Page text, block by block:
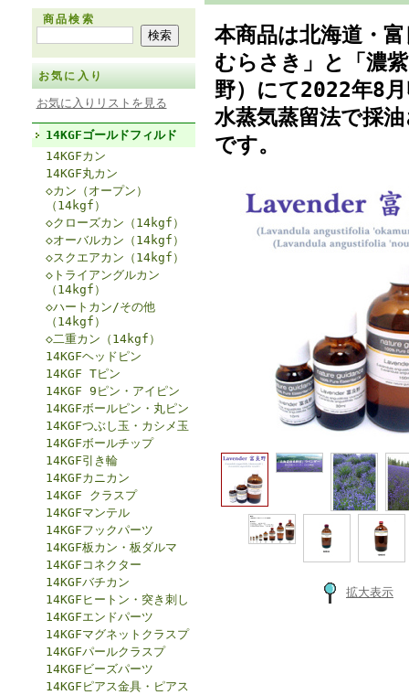
商品検索
お気に入り
お気に入りリストを見る
14KGFゴールドフィルド
14KGFカン
14KGF丸カン
◇カン（オープン）
（14kgf）
◇クローズカン（14kgf）
◇オーバルカン（14kgf）
◇スクエアカン（14kgf）
◇トライアングルカン
（14kgf）
◇ハートカン/その他
（14kgf）
◇二重カン（14kgf）
14KGFヘッドピン
14KGF Tピン
14KGF 9ピン・アイピン
14KGFボールピン・丸ピン
14KGFつぶし玉・カシメ玉
14KGFボールチップ
14KGF引き輪
14KGFカニカン
14KGF クラスプ
14KGFマンテル
14KGFフックパーツ
14KGF板カン・板ダルマ
14KGFコネクター
14KGFバチカン
14KGFヒートン・突き刺し
14KGFエンドパーツ
14KGFマグネットクラスプ
14KGFパールクラスプ
14KGFビーズパーツ
14KGFピアス金具・ピアス
本商品は北海道・
むらさき」と「濃
野）にて2022年8
水蒸気蒸留法で採
です。
拡大表示